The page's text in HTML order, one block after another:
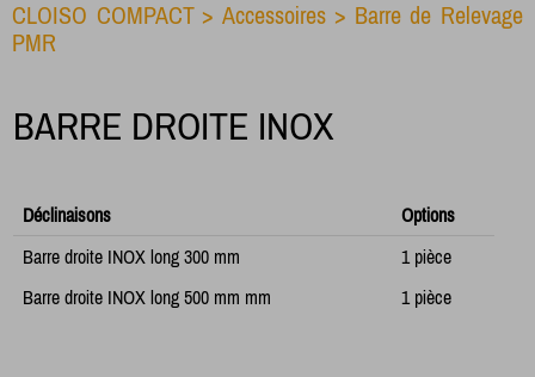
CLOISO COMPACT > Accessoires > Barre de Relevage
PMR
BARRE DROITE INOX
Déclinaisons
Options
Barre droite INOX long 300 mm
1 pièce
Barre droite INOX long 500 mm mm
1 pièce